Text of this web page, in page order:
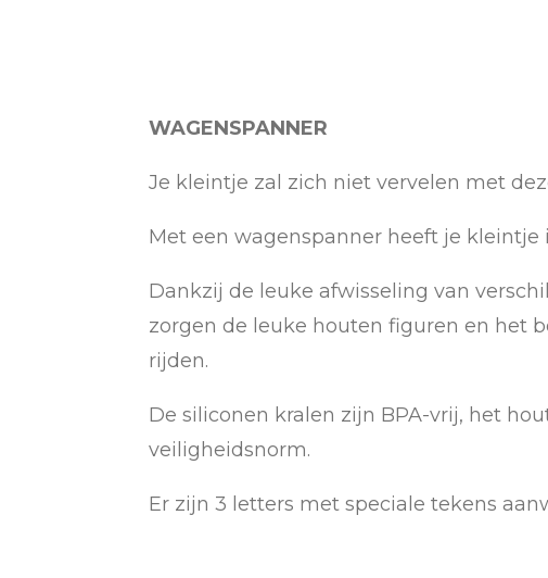
WAGENSPANNER
Je kleintje zal zich niet vervelen met
Met een wagenspanner heeft je
Dankzij de leuke afwisseling van
zorgen de leuke houten figuren en het
rijden.
De siliconen kralen zijn BPA-vrij, het
veiligheidsnorm.
Er zijn 3 letters met speciale tekens